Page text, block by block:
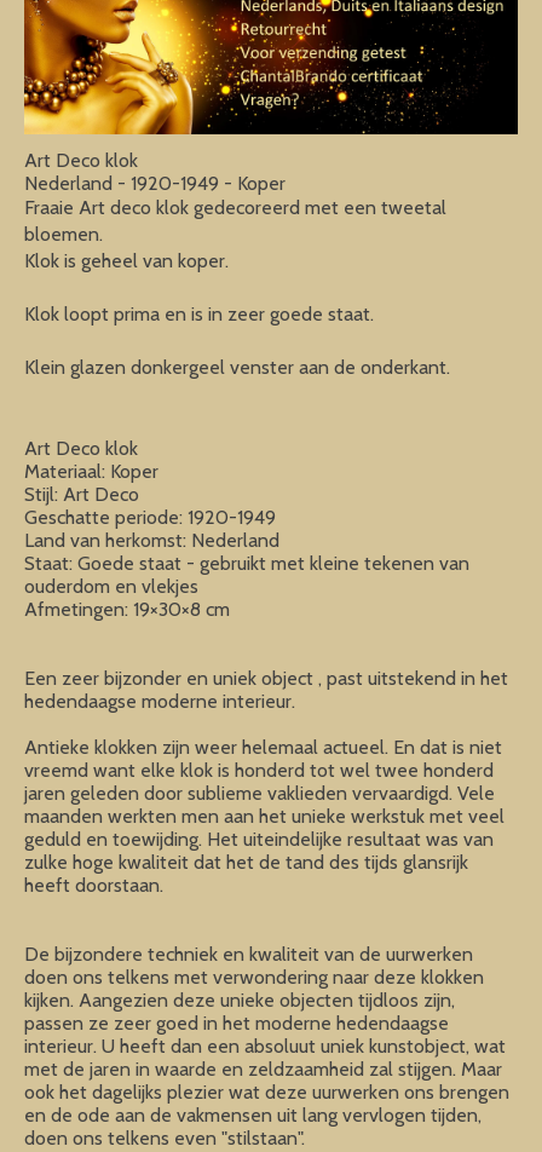
Art Deco klok
Nederland - 1920-1949 - Koper
Fraaie Art deco klok gedecoreerd met een tweetal
bloemen.
Klok is geheel van koper.
Klok loopt prima en is in zeer goede staat.
Klein glazen donkergeel venster aan de onderkant.
Art Deco klok
Materiaal: Koper
Stijl: Art Deco
Geschatte periode: 1920-1949
Land van herkomst: Nederland
Staat: Goede staat - gebruikt met kleine tekenen van
ouderdom en vlekjes
Afmetingen: 19×30×8 cm
Een zeer bijzonder en uniek object , past uitstekend in het
hedendaagse moderne interieur.
Antieke klokken zijn weer helemaal actueel. En dat is niet
vreemd want elke klok is honderd tot wel twee honderd
jaren geleden door sublieme vaklieden vervaardigd. Vele
maanden werkten men aan het unieke werkstuk met veel
geduld en toewijding. Het uiteindelijke resultaat was van
zulke hoge kwaliteit dat het de tand des tijds glansrijk
heeft doorstaan.
De bijzondere techniek en kwaliteit van de uurwerken
doen ons telkens met verwondering naar deze klokken
kijken. Aangezien deze unieke objecten tijdloos zijn,
passen ze zeer goed in het moderne hedendaagse
interieur. U heeft dan een absoluut uniek kunstobject, wat
met de jaren in waarde en zeldzaamheid zal stijgen. Maar
ook het dagelijks plezier wat deze uurwerken ons brengen
en de ode aan de vakmensen uit lang vervlogen tijden,
doen ons telkens even "stilstaan".